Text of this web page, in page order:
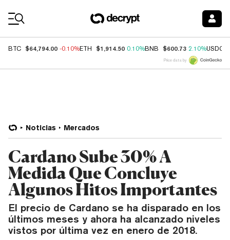
BTC $64,794.00 -0.10%ETH $1,914.50 0.10%BNB $600.73 2.10%USDC
Price data by
Noticias Mercados
Cardano Sube 30% A
Medida Que Concluye
Algunos Hitos Importantes
El precio de Cardano se ha disparado en los
últimos meses y ahora ha alcanzado niveles
vistos por última vez en enero de 2018.